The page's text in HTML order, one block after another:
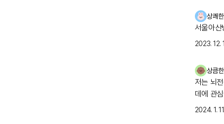
상쾌
서울아산
2023. 12.
상큼
저는 뇌
데에 관
2024. 1. 11.